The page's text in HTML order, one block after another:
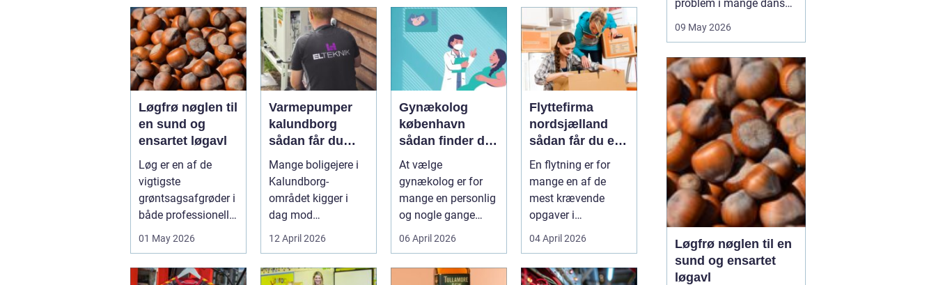
Løgfrø nøglen til
en sund og
ensartet løgavl
Løg er en af de
vigtigste
grøntsagsafgrøder i
både professionelle
større
landbrugspro...
01 May 2026
Varmepumper
kalundborg
sådan får du
billigere og
mere
bæredygtig
varme
Mange boligejere i
Kalundborg-
området kigger i
dag mod
varmepumper som
en vej til lavere
varmeregnin...
12 April 2026
Gynækolog
københavn
sådan finder du
den rette
specialist
At vælge
gynækolog er for
mange en personlig
og nogle gange
sårbar beslutning.
Man skal både føle
si...
06 April 2026
Flyttefirma
nordsjælland
sådan får du en
tryg og effektiv
flytning
En flytning er for
mange en af de
mest krævende
opgaver i
hverdagen. Der er
meget at holde styr
på, ...
04 April 2026
problem i mange danske
undtagelse. De små,
dukker ofte op i nye
boliger, renoverede
lejligheder og
parcelhuse, hvor de
langsomt breder sig fra
rum til rum. Mang...
09 May 2026
Løgfrø nøglen til en
sund og ensartet
løgavl